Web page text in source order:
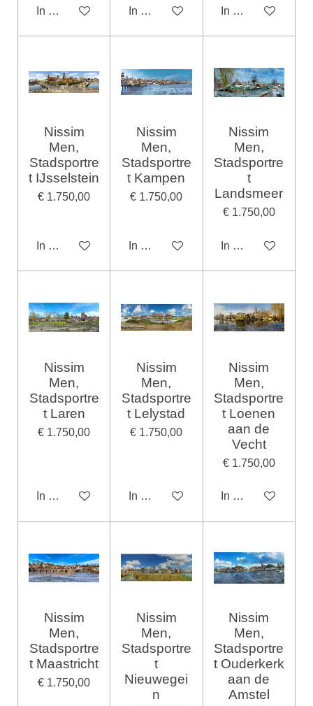
In winkelwagen In winkelwagen In winkelwagen
Nissim
Men,
Stadsportre
t IJsselstein
€ 1.750,00
In winkelwagen
Nissim
Men,
Stadsportre
t Kampen
€ 1.750,00
In winkelwagen
Nissim
Men,
Stadsportre
t
Landsmeer
€ 1.750,00
In winkelwagen
Nissim
Men,
Stadsportre
t Laren
€ 1.750,00
In winkelwagen
Nissim
Men,
Stadsportre
t Lelystad
€ 1.750,00
In winkelwagen
Nissim
Men,
Stadsportre
t Loenen
aan de
Vecht
€ 1.750,00
In winkelwagen
Nissim
Men,
Stadsportre
t Maastricht
€ 1.750,00
Nissim
Men,
Stadsportre
t
Nieuwegei
n
Nissim
Men,
Stadsportre
t Ouderkerk
aan de
Amstel